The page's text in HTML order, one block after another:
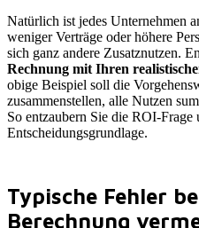
Natürlich ist jedes Unternehmen
weniger Verträge oder höhere
sich ganz andere Zusatznutzen.
Rechnung mit Ihren
obige Beispiel soll die
zusammenstellen, alle Nutzen
So entzaubern Sie die ROI-Frage
Entscheidungsgrundlage.
Typische Fehler
Berechnung